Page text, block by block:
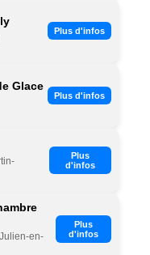
Plus d'infos
Glace
Plus d'infos
Plus
d'infos
en-
Plus
d'infos